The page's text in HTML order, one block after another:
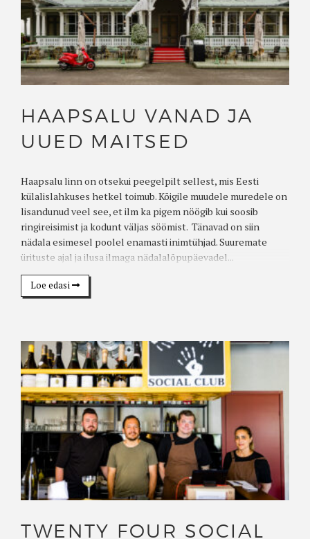
HAAPSALU VANAD JA
UUED MAITSED
Haapsalu linn on otsekui peegelpilt sellest, mis Eesti
külalislahkuses hetkel toimub. Kõigile muudele muredele on
lisandunud veel see, et ilm ka pigem nöögib kui soosib
ringireisimist ja kodunt väljas söömist. Tänavad on siin
nädala esimesel poolel enamasti inimtühjad. Suuremate
ürituste ajal ja ilusa ilmaga nädalalõpupäevadel...
Loe edasi
TWENTY FOUR SOCIAL